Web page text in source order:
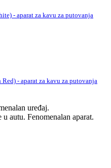
- aparat za kavu za putovanja
- aparat za kavu za putovanja
uređaj.
autu. Fenomenalan aparat.